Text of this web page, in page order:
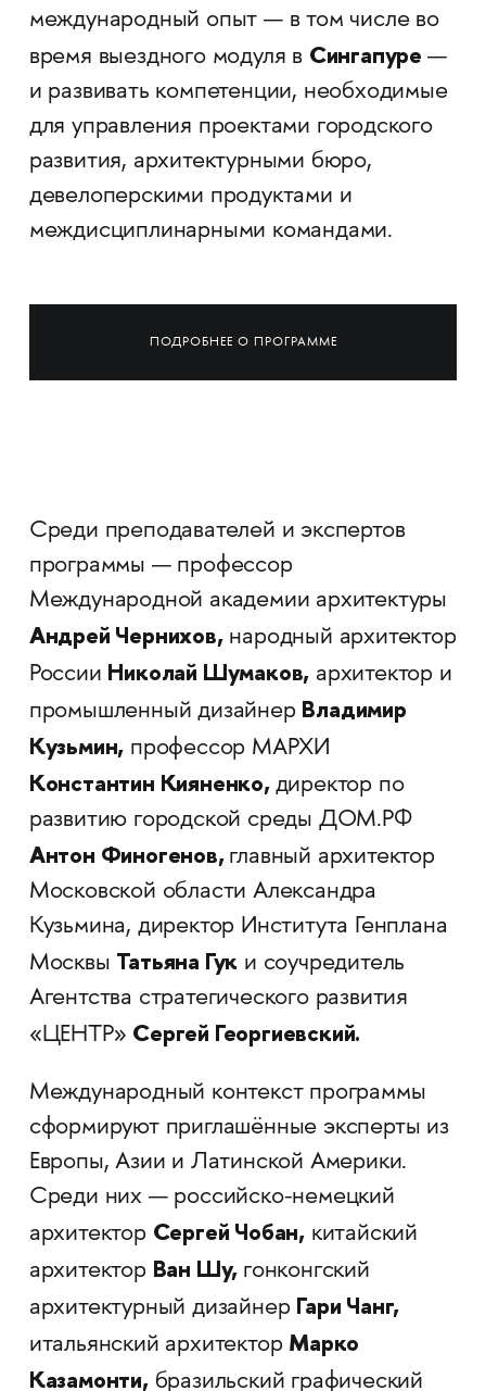
международный опыт — в том числе во
время выездного модуля в Сингапуре —
и развивать компетенции, необходимые
для управления проектами городского
развития, архитектурными бюро,
девелоперскими продуктами и
междисциплинарными командами.
ПОДРОБНЕЕ О ПРОГРАММЕ
Среди преподавателей и экспертов
программы — профессор
Международной академии архитектуры
Андрей Чернихов,народный архитектор
России Николай Шумаков, архитектор и
промышленный дизайнер Владимир
Кузьмин, профессор МАРХИ
Константин Кияненко, директор по
развитию городской среды ДОМ.РФ
Антон Финогенов, главный архитектор
Московской области Александра
Кузьмина, директор Института Генплана
Москвы Татьяна Гук и соучредитель
Агентства стратегического развития
«ЦЕНТР» Сергей Георгиевский.
Международный контекст программы
сформируют приглашённые эксперты из
Европы, Азии и Латинской Америки.
Среди них — российско-немецкий
архитектор Сергей Чобан, китайский
архитектор Ван Шу, гонконгский
архитектурный дизайнер Гари Чанг,
итальянский архитектор Марко
Казамонти,бразильский графический